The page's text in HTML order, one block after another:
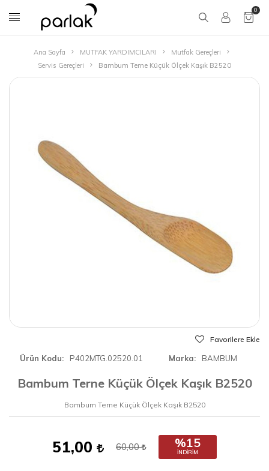
0
Ana Sayfa MUTFAK YARDIMCILARI
Mutfak Gereçleri
Servis Gereçleri
Bambum Terne Küçük Ölçek Kaşık B2520
Favorilere Ekle
Ürün Kodu P402MTG.02520.01 Marka BAMBUM
Bambum Terne Küçük Ölçek Kaşık B2520
Bambum Terne Küçük Ölçek Kaşık B2520
51,00 60,00 %15
İNDIRIM